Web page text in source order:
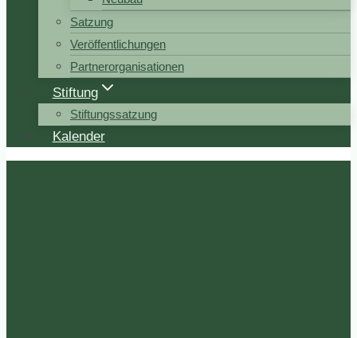
Satzung
Veröffentlichungen
Partnerorganisationen
Stiftung
Stiftungssatzung
Kalender